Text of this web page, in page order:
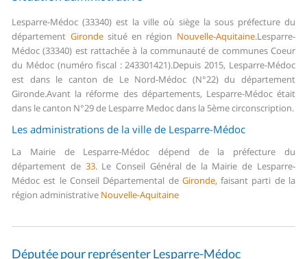
Lesparre-Médoc (33340) est la ville où siège la sous préfecture du
département Girondesitué en région Nouvelle-Aquitaine.Lesparre-
Médoc (33340) est rattachée à la communauté de communes Coeur
du Médoc (numéro fiscal : 243301421).Depuis 2015, Lesparre-Médoc
est dans le canton de Le Nord-Médoc (N°22) du département
Gironde.Avant la réforme des départements, Lesparre-Médoc était
dans le canton N°29 de Lesparre Medoc dans la 5ème circonscription.
Les administrations de la ville de Lesparre-Médoc
La Mairie de Lesparre-Médoc dépend de la préfecture du
département de 33.Le Conseil Général de la Mairie de Lesparre-
Médoc est le Conseil Départemental de Gironde, faisant parti de la
région administrative Nouvelle-Aquitaine
Députée pour représenter Lesparre-Médoc